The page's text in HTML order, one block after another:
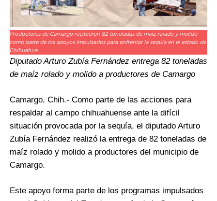
Productores de Camargo recibieron 82 toneladas de maíz rolado y molido
como parte de los apoyos impulsados para enfrentar la sequía en el estado de
Chihuahua.
Diputado Arturo Zubía Fernández entrega 82 toneladas
de maíz rolado y molido a productores de Camargo
Camargo, Chih.- Como parte de las acciones para
respaldar al campo chihuahuense ante la difícil
situación provocada por la sequía, el diputado Arturo
Zubía Fernández realizó la entrega de 82 toneladas de
maíz rolado y molido a productores del municipio de
Camargo.
Este apoyo forma parte de los programas impulsados